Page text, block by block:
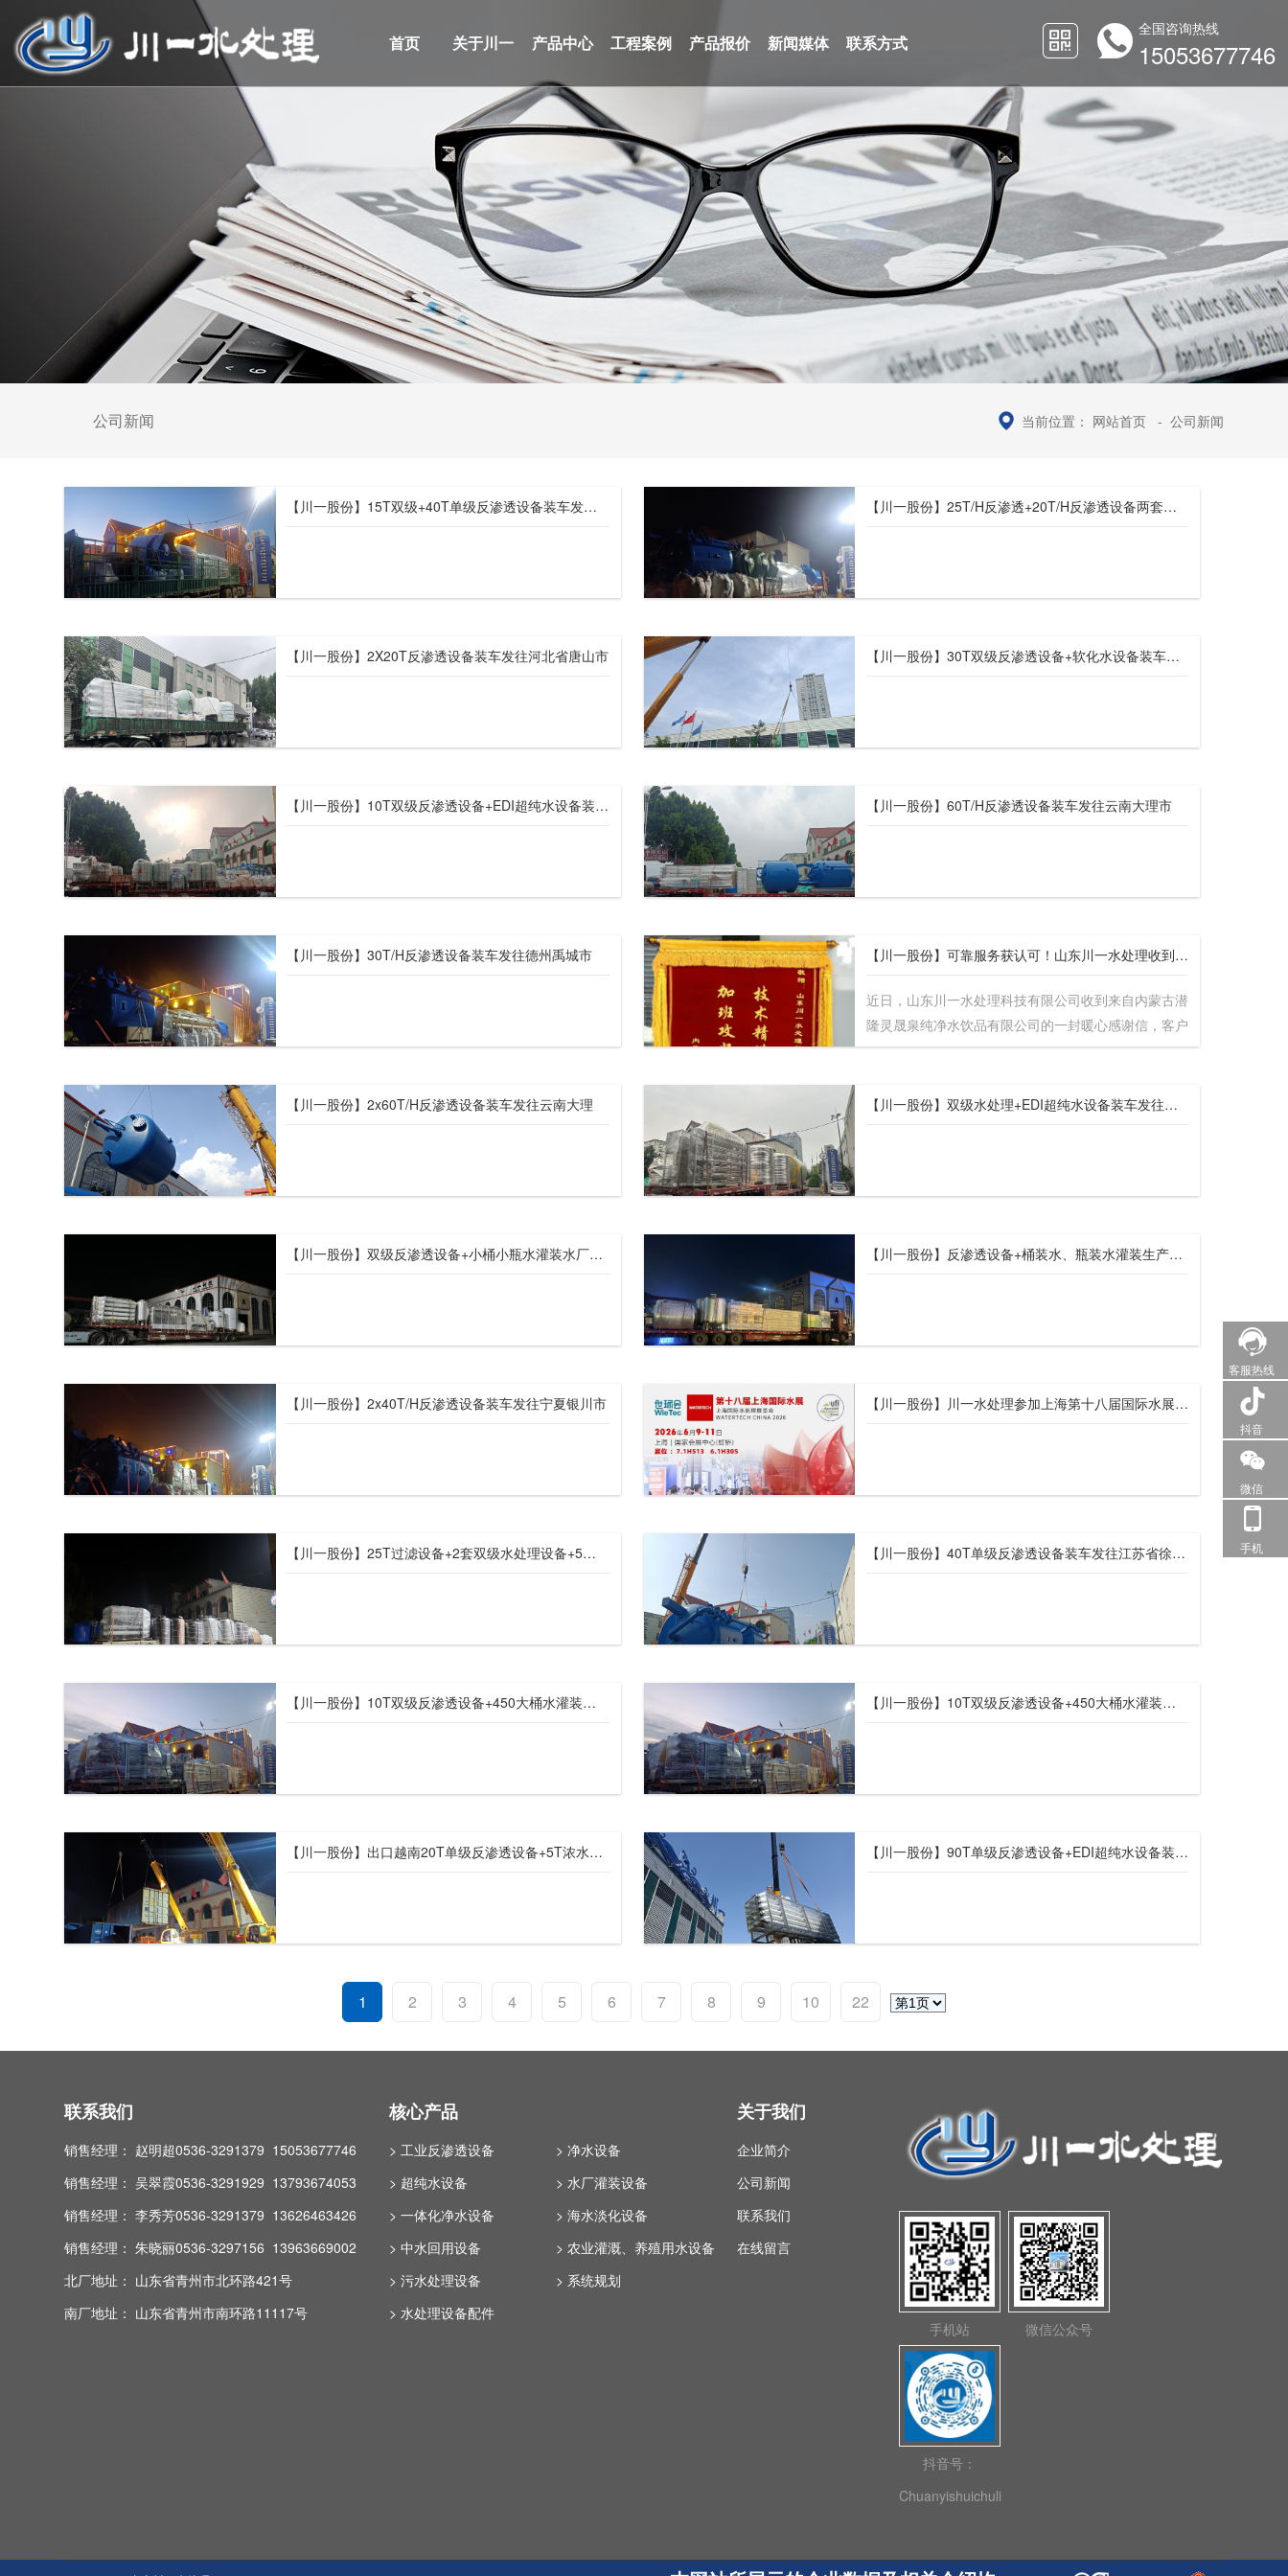
首页 关于川一 产品中心 工程案例 产品报价 新闻媒体 联系方式
全国咨询热线
15053677746
当前位置： 网站首页- 公司新闻
公司新闻
【川一股份】15T双级+40T单级反渗透设备装车发往临沂市 【川一股份】25T/H反渗透+20T/H反渗透设备两套装车发往西藏自治区
【川一股份】2X20T反渗透设备装车发往河北省唐山市 【川一股份】30T双级反渗透设备+软化水设备装车发往济宁邹城市
【川一股份】10T双级反渗透设备+EDI超纯水设备装车发往土库曼斯坦 【川一股份】60T/H反渗透设备装车发往云南大理市
【川一股份】30T/H反渗透设备装车发往德州禹城市 【川一股份】可靠服务获认可！山东川一水处理收到内蒙古客户感谢信
近日，山东川一水处理科技有限公司收到来自内蒙古潜
隆灵晟泉纯净水饮品有限公司的一封暖心感谢信，客户
对公司设备技术、现场调试服务及两位技术人员尽职尽
【川一股份】2x60T/H反渗透设备装车发往云南大理
【川一股份】双级水处理+EDI超纯水设备装车发往天津滨海
【川一股份】双级反渗透设备+小桶小瓶水灌装水厂设备发往内蒙古清河县 【川一股份】反渗透设备+桶装水、瓶装水灌装生产线装车发往山西省忻州市
【川一股份】2x40T/H反渗透设备装车发往宁夏银川市 【川一股份】川一水处理参加上海第十八届国际水展欢迎莅临参观
【川一股份】25T过滤设备+2套双级水处理设备+5套供水机组装车发往江苏苏州 【川一股份】40T单级反渗透设备装车发往江苏省徐州市
【川一股份】10T双级反渗透设备+450大桶水灌装线水厂设备装车发往河北深州 【川一股份】10T双级反渗透设备+450大桶水灌装线水厂设备装车发往河北深州
【川一股份】出口越南20T单级反渗透设备+5T浓水回收设备装车发往越南 【川一股份】90T单级反渗透设备+EDI超纯水设备装车发往烟台市莱山区
1 2 3 4 5 6 7 8 9 10 22
联系我们
销售经理： 赵明超0536-3291379 15053677746
销售经理： 吴翠霞0536-3291929 13793674053
销售经理： 李秀芳0536-3291379 13626463426
销售经理： 朱晓丽0536-3297156 13963669002
北厂地址： 山东省青州市北环路421号
南厂地址： 山东省青州市南环路11117号
核心产品
> 工业反渗透设备
> 净水设备
> 超纯水设备
> 水厂灌装设备
> 一体化净水设备
> 海水淡化设备
> 中水回用设备
> 农业灌溉、养殖用水设备
> 污水处理设备
> 系统规划
> 水处理设备配件
关于我们
企业简介
公司新闻
联系我们
在线留言
手机站 微信公众号
抖音号：
Chuanyishuichuli
客服热线
抖音
微信
手机